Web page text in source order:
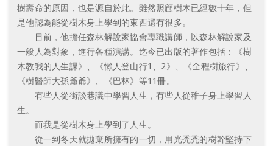
樹壽命的原因，也是源自於此。雖然照顧樹木已經數十年，但
是他認為能從樹木身上學到的東西還有很多。
目前，他擔任森林解說家協會專職講師，以森林解說家及
一般人為對象，進行各種演講。迄今已出版的著作包括：《樹
木教我的人生課》、《懶人登山行1、2》、《全程樹旅行》、
《樹醫師大孫爺爺》、《巴林》等11冊。
有些人從街談巷議中學習人生，有些人從稚子身上學習人
生。
而我是從樹木身上學到了人生。
從一到冬天就拋棄所擁有的一切，用光禿禿的樹幹堅持下